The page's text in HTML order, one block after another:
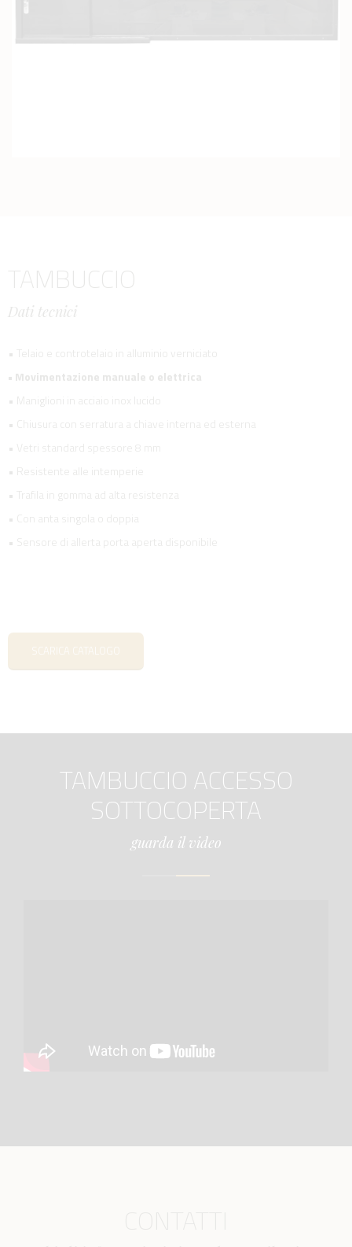
TAMBUCCIO
Dati tecnici
• Telaio e controtelaio in alluminio verniciato
• Movimentazione manuale o elettrica
• Maniglioni in acciaio inox lucido
• Chiusura con serratura a chiave interna ed esterna
• Vetri standard spessore 8 mm
• Resistente alle intemperie
• Trafila in gomma ad alta resistenza
• Con anta singola o doppia
• Sensore di allerta porta aperta disponibile
SCARICA CATALOGO
TAMBUCCIO ACCESSO
SOTTOCOPERTA
guarda il video